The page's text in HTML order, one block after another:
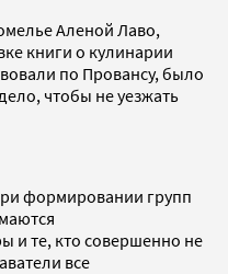
Аленой Лаво,
книги о кулинарии
по Провансу, было
чтобы не уезжать
формировании групп
и те, кто совершенно не
все